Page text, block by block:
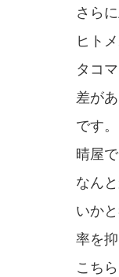
さら
ヒト
タコ
差が
です。
晴屋
なん
いか
率を
こち